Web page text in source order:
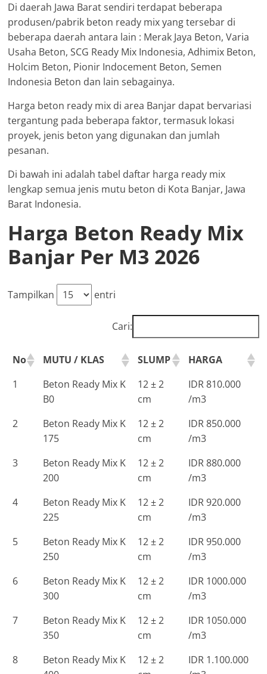
Di daerah Jawa Barat sendiri terdapat beberapa
produsen/pabrik beton ready mix yang tersebar di
beberapa daerah antara lain : Merak Jaya Beton, Varia
Usaha Beton, SCG Ready Mix Indonesia, Adhimix Beton,
Holcim Beton, Pionir Indocement Beton, Semen
Indonesia Beton dan lain sebagainya.
Harga beton ready mix di area Banjar dapat bervariasi
tergantung pada beberapa faktor, termasuk lokasi
proyek, jenis beton yang digunakan dan jumlah
pesanan.
Di bawah ini adalah tabel daftar harga ready mix
lengkap semua jenis mutu beton di Kota Banjar, Jawa
Barat Indonesia.
Harga Beton Ready Mix
Banjar Per M3 2026
Tampilkan entri
Cari:
No MUTU / KLAS SLUMP
HARGA
1
Beton Ready Mix K
B0
12 ± 2
cm
IDR 810.000
/m3
2
Beton Ready Mix K
175
12 ± 2
cm
IDR 850.000
/m3
3
Beton Ready Mix K
200
12 ± 2
cm
IDR 880.000
/m3
4
Beton Ready Mix K
225
12 ± 2
cm
IDR 920.000
/m3
5
Beton Ready Mix K
250
12 ± 2
cm
IDR 950.000
/m3
6
Beton Ready Mix K
300
12 ± 2
cm
IDR 1000.000
/m3
7
Beton Ready Mix K
350
12 ± 2
cm
IDR 1050.000
/m3
8
Beton Ready Mix K
12 ± 2
IDR 1.100.000